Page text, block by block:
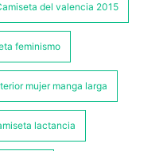
del valencia 2015
feminismo
mujer manga larga
lactancia